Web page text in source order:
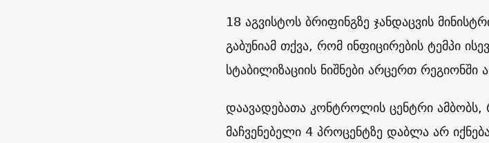
18 აგვისტოს ბრიფინგზე ჯანდაცვის
გაბუნიამ თქვა, რომ ინფიცირების ტემპი
სტაბილიზაციის ნიშნები არცერთ რეგიონში
დაავადებათა კონტროლის ცენტრი
მაჩვენებელი 4 პროცენტზე დაბლა არ